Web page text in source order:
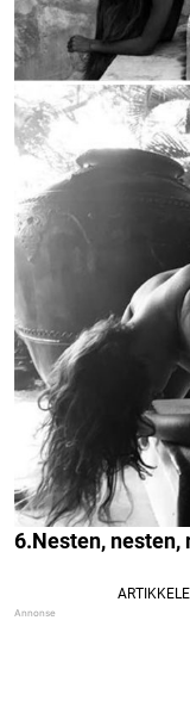
6.Nesten, nesten,